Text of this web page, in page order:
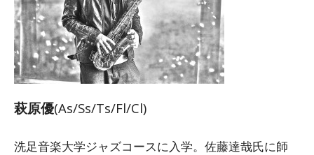
萩原優(As/Ss/Ts/Fl/Cl)
洗足音楽大学ジャズコースに入学。佐藤達哉氏に師